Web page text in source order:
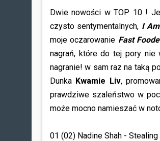
Dwie nowości w TOP 10 !
czysto sentymentalnych, I Am
moje oczarowanie Fast
nagrań, które do tej pory nie
nagranie! w sam raz na taką
Dunka Kwamie Liv,
prawdziwe szaleństwo w
może mocno namieszać w
01 (02) Nadine Shah - Stealing